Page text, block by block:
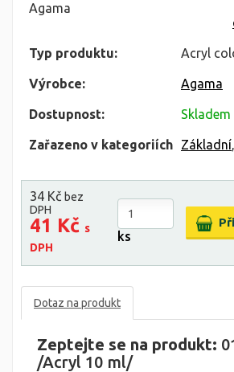
Agama
Typ produktu: Acryl
Výrobce: Agama
Dostupnost: Skladem
Zařazeno v kategoriích Základní,
34 Kč bez
DPH
41 Kč s
DPH
ks
Dotaz na produkt
Zeptejte se na produkt:
/Acryl 10 ml/